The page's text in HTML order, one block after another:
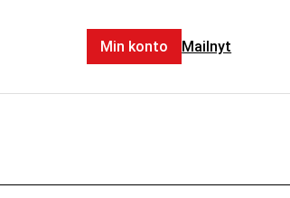
Min konto Mailnyt